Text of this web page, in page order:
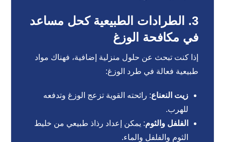
3. الطرادات الطبيعية كحل مساعد
في مكافحة الوزغ
إذا كنت تبحث عن حلول منزلية إضافية، فهناك مواد
طبيعية فعالة في طرد الوزغ:
زيت النعناع: رائحته القوية تزعج الوزغ وتدفعه
للهرب.
الفلفل والثوم: يمكن إعداد رذاذ طبيعي من خليط
الثوم والفلفل والماء.